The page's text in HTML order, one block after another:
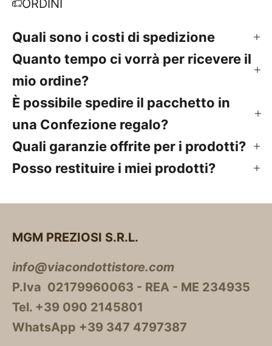
ORDINI
Quali sono i costi di spedizione
Quanto tempo ci vorrà per ricevere il
mio ordine?
È possibile spedire il pacchetto in
una Confezione regalo?
Quali garanzie offrite per i prodotti?
Posso restituire i miei prodotti?
MGM PREZIOSI S.R.L.
info@viacondottistore.com
P.Iva 02179960063 - REA - ME 234935
Tel. +39 090 2145801
WhatsApp +39 347 4797387